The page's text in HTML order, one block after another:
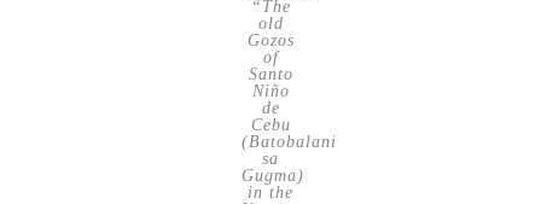
“The
old
Gozos
of
Santo
Niño
de
Cebu
(Batobalani
sa
Gugma)
in the